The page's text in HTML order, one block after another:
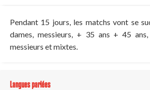
Pendant 15 jours, les matchs vont se
dames, messieurs, + 35 ans + 45
messieurs et mixtes.
Langues parlées